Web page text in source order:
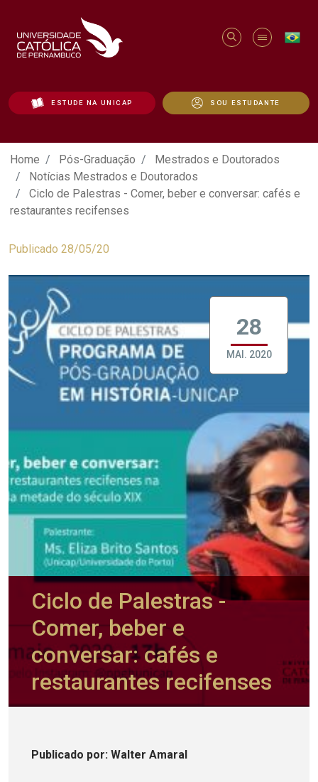
ESTUDE NA UNICAP SOU ESTUDANTE
Ciclo de Palestras - Comer, beber e
Home Pós-Graduação
Mestrados e Doutorados
Notícias Mestrados e Doutorados
Ciclo de Palestras - Comer, beber e conversar: cafés e
restaurantes recifenses
Publicado 28/05/20
28
MAI. 2020
Ciclo de Palestras -
Comer, beber e
conversar: cafés e
restaurantes recifenses
Publicado por: Walter Amaral